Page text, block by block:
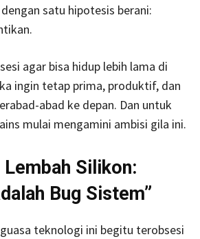
satu hipotesis berani:
agar bisa hidup lebih lama di
ingin tetap prima, produktif, dan
abad ke depan. Dan untuk
mulai mengamini ambisi gila ini.
Silikon:
Bug Sistem”
teknologi ini begitu terobsesi